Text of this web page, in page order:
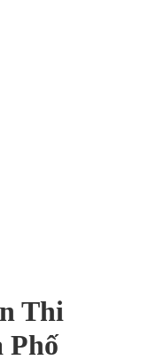
Thi
Phố